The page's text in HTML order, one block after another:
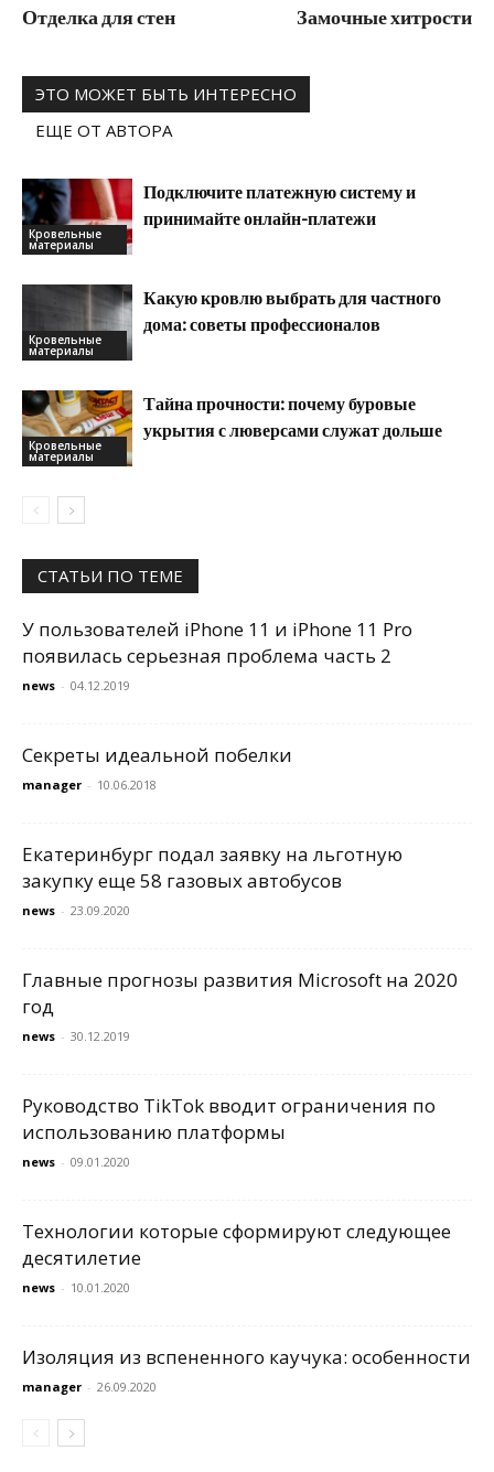
Отделка для стен Замочные хитрости
ЭТО МОЖЕТ БЫТЬ ИНТЕРЕСНО
ЕЩЕ ОТ АВТОРА
Кровельные
материалы
Подключите платежную систему и
принимайте онлайн-платежи
Кровельные
материалы
Какую кровлю выбрать для частного
дома: советы профессионалов
Кровельные
материалы
Тайна прочности: почему буровые
укрытия с люверсами служат дольше
СТАТЬИ ПО ТЕМЕ
У пользователей iPhone 11 и iPhone 11 Pro
появилась серьезная проблема часть 2
news - 04.12.2019
Секреты идеальной побелки
manager - 10.06.2018
Екатеринбург подал заявку на льготную
закупку еще 58 газовых автобусов
news - 23.09.2020
Главные прогнозы развития Microsoft на 2020
год
news - 30.12.2019
Руководство TikTok вводит ограничения по
использованию платформы
news - 09.01.2020
Технологии которые сформируют следующее
десятилетие
news - 10.01.2020
Изоляция из вспененного каучука: особенности
manager - 26.09.2020